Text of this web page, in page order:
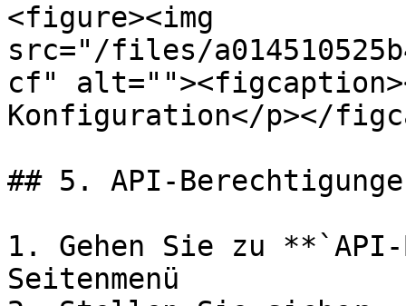
<figure><img
src="/files/
cf"
Konfiguration</p></
## 5. API-
1. Gehen Sie zu
Seitenmenü